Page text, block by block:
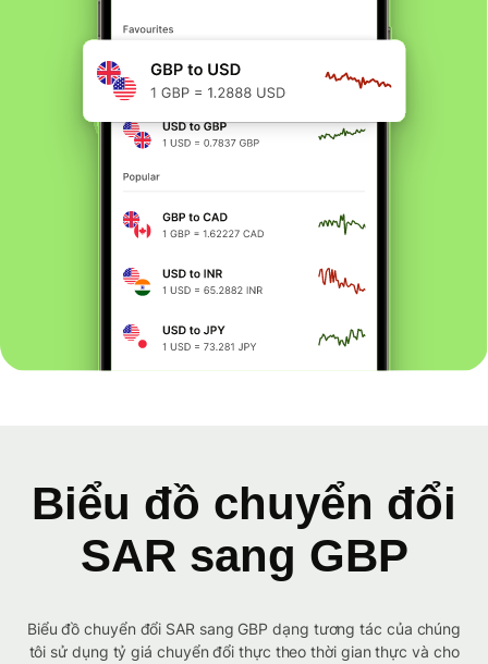
Biểu đồ chuyển đổi
SAR sang GBP
Biểu đồ chuyển đổi SAR sang GBP dạng tương tác của chúng
tôi sử dụng tỷ giá chuyển đổi thực theo thời gian thực và cho